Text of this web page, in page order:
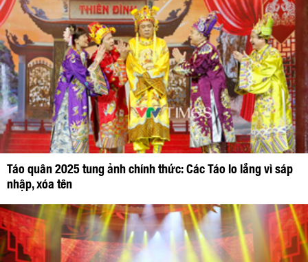
Táo quân 2025 tung ảnh chính thức: Các Táo lo lắng vì sáp
nhập, xóa tên